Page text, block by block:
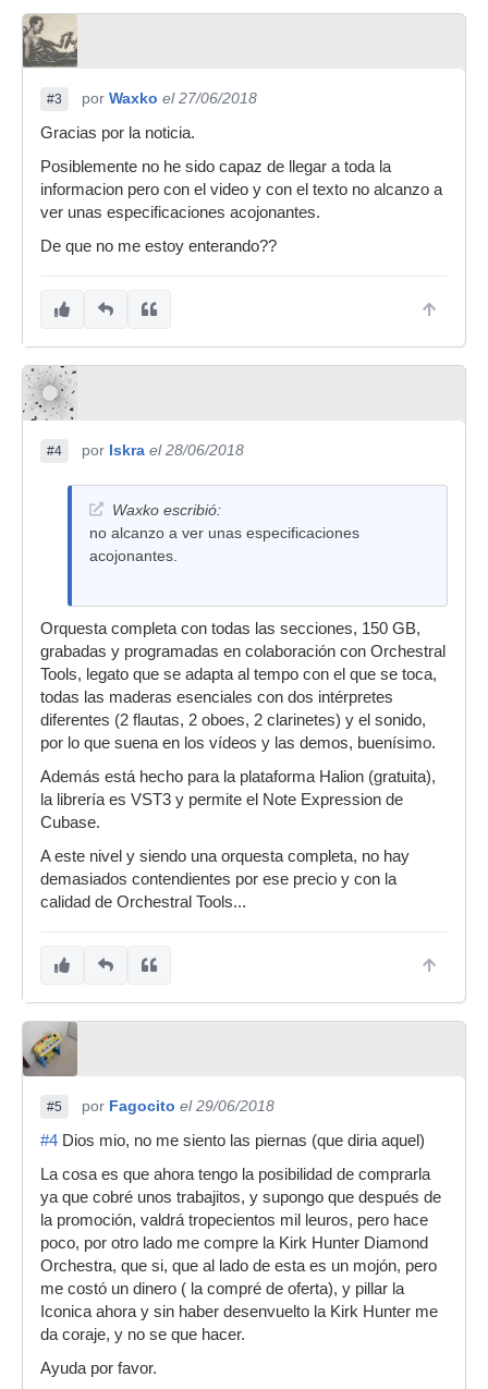
#3 por Waxko el 27/06/2018
Gracias por la noticia.
Posiblemente no he sido capaz de llegar a toda la
informacion pero con el video y con el texto no alcanzo a
ver unas especificaciones acojonantes.
De que no me estoy enterando??
#4 por Iskra el 28/06/2018
Waxko escribió:
no alcanzo a ver unas especificaciones
acojonantes.
Orquesta completa con todas las secciones, 150 GB,
grabadas y programadas en colaboración con Orchestral
Tools, legato que se adapta al tempo con el que se toca,
todas las maderas esenciales con dos intérpretes
diferentes (2 flautas, 2 oboes, 2 clarinetes) y el sonido,
por lo que suena en los vídeos y las demos, buenísimo.
Además está hecho para la plataforma Halion (gratuita),
la librería es VST3 y permite el Note Expression de
Cubase.
A este nivel y siendo una orquesta completa, no hay
demasiados contendientes por ese precio y con la
calidad de Orchestral Tools...
#5 por Fagocito el 29/06/2018
#4 Dios mio, no me siento las piernas (que diria aquel)
La cosa es que ahora tengo la posibilidad de comprarla
ya que cobré unos trabajitos, y supongo que después de
la promoción, valdrá tropecientos mil leuros, pero hace
poco, por otro lado me compre la Kirk Hunter Diamond
Orchestra, que si, que al lado de esta es un mojón, pero
me costó un dinero ( la compré de oferta), y pillar la
Iconica ahora y sin haber desenvuelto la Kirk Hunter me
da coraje, y no se que hacer.
Ayuda por favor.